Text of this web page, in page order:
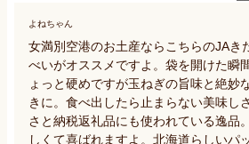
よねちゃん
女満別空港のお土産ならこちらのJAき
べいがオススメですよ。袋を開けた瞬
ょっと硬めですが玉ねぎの旨味と絶妙
きに。食べ出したら止まらない美味し
さと納税返礼品にも使われている逸品
しくて喜ばれますよ。北海道らしいパ